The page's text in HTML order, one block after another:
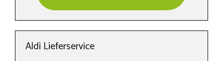
Aldi Lieferservice